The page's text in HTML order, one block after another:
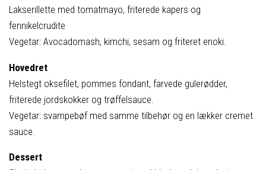
Lakserillette med tomatmayo, friterede kapers og
fennikelcrudite
Vegetar: Avocadomash, kimchi, sesam og friteret enoki.
Hovedret
Helstegt oksefilet, pommes fondant, farvede gulerødder,
friterede jordskokker og trøffelsauce.
Vegetar: svampebøf med samme tilbehør og en lækker cremet
sauce.
Dessert